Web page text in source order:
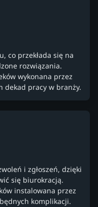
co przekłada się na
rozwiązania.
wykonana przez
dekad pracy w branży.
i zgłoszeń, dzięki
się biurokracją.
instalowana przez
komplikacji.